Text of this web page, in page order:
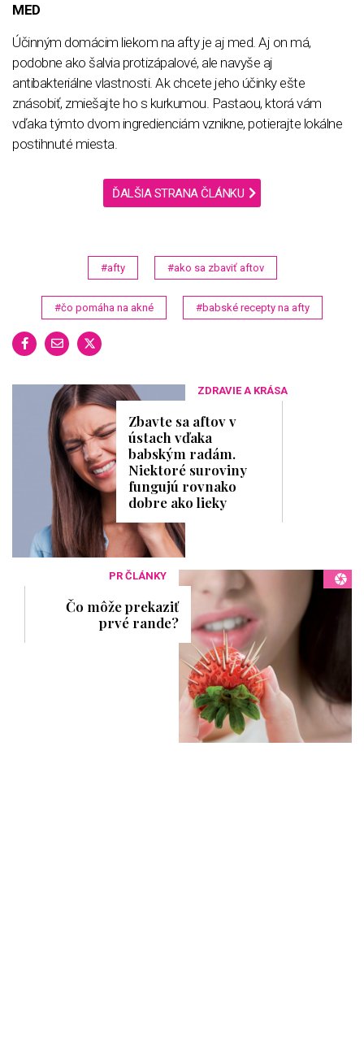
MED
Účinným domácim liekom na afty je aj med. Aj on má,
podobne ako šalvia protizápalové, ale navyše aj
antibakteriálne vlastnosti. Ak chcete jeho účinky ešte
znásobiť, zmiešajte ho s kurkumou. Pastaou, ktorá vám
vďaka týmto dvom ingredienciám vznikne, potierajte lokálne
postihnuté miesta.
ĎALŠIA STRANA ČLÁNKU
#afty #ako sa zbaviť aftov
#čo pomáha na akné #babské recepty na afty
ZDRAVIE A KRÁSA
Zbavte sa aftov v
ústach vďaka
babským radám.
Niektoré suroviny
fungujú rovnako
dobre ako lieky
PR ČLÁNKY
Čo môže prekaziť
prvé rande?